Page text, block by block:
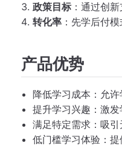
政策目标 ：通过创
转化率 ：先学后付
产品优势
降低学习成本：允许
提升学习兴趣：激发
满足特定需求：吸引
低门槛学习体验：